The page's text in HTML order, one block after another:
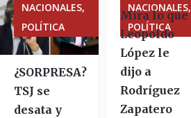
NACIONALES,
POLÍTICA
¿SORPRESA?
TSJ se
desata y
NACIONALES,
POLÍTICA
Mira lo que
Leopoldo
López le
dijo a
Rodríguez
Zapatero